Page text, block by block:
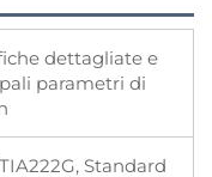
dettagliate e
parametri di
Standard